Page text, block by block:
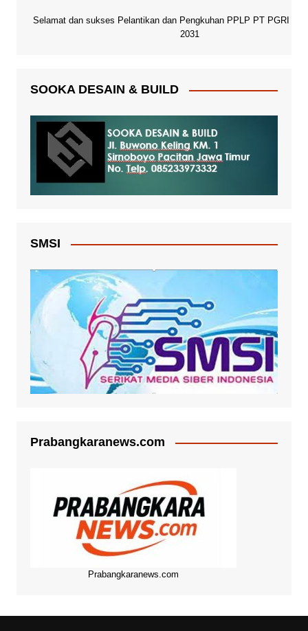
Selamat dan sukses Pelantikan dan Pengkuhan PPLP PT PGRI
2031
SOOKA DESAIN & BUILD
SMSI
Prabangkaranews.com
Prabangkaranews.com